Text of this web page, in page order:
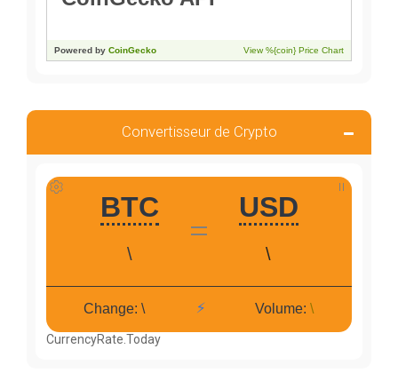
Convertisseur de Crypto
CurrencyRate.Today